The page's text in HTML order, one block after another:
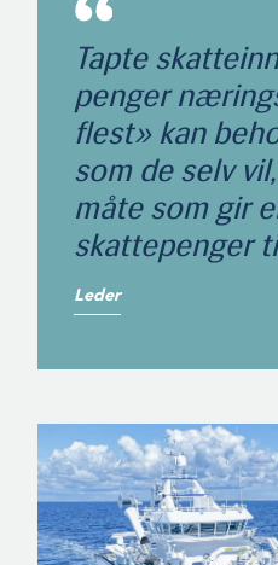
Tapte
penger
flest» kan
som de selv
måte som gir
skattepenger
Leder